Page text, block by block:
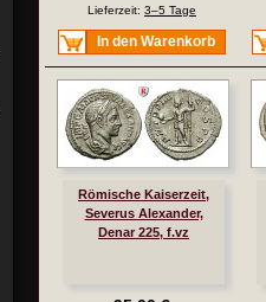
Lieferzeit: 3–5 Tage
In den Warenkorb
Römische Kaiserzeit,
Severus Alexander,
Denar 225, f.vz